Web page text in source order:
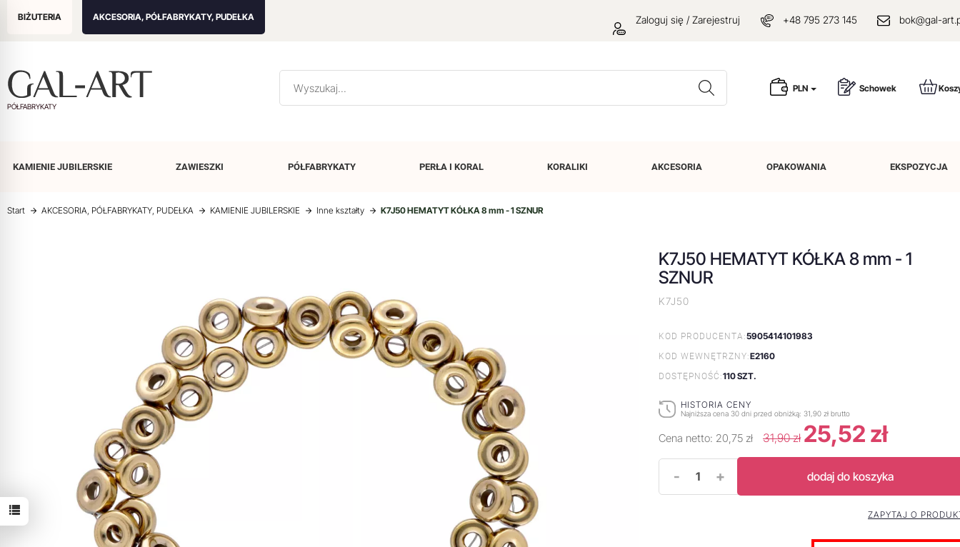
BIŻUTERIA AKCESORIA, PÓŁFABRYKATY, PUDEŁKA Zaloguj się / Zarejestruj +48 795 273 145 bok@gal-
PÓŁFABRYKATY
Wyszukaj PLN Schowek
KAMIENIE JUBILERSKIE ZAWIESZKI PÓŁFABRYKATY PERŁA I KORAL KORALIKI AKCESORIA OPAKOWANIA EKSPOZYCJA
Start AKCESORIA, PÓŁFABRYKATY, PUDEŁKA KAMIENIE JUBILERSKIE Inne kształty K7J50 HEMATYT KÓŁKA 8 mm - 1 SZNUR
K7J50 HEMATYT KÓŁKA 8 mm - 1
SZNUR
K7J50
KOD PRODUCENTA:5905414101983
KOD WEWNĘTRZNY:E2160
DOSTĘPNOŚĆ:110 SZT.
HISTORIA CENY
Najniższa cena 30 dni przed obniżką: 31,90 zł brutto
Cena netto: 20,75 zł 31,90 zł 25,52 zł
- + dodaj do koszyka
ZAPYTAJ O